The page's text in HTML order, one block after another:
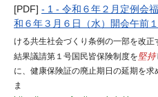
[PDF] - 1 - 令和６年２月定例会
和６年３月６日（水）開会午前
ける共生社会づくり条例の一部を改
結果議請第１号国民皆保険制度を堅持
に、健康保険証の廃止期日の延期を
ま